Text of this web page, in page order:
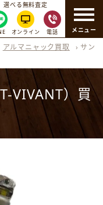
メニュー
選べる無料査定
オンライン 電話
アルマニャック買取 ›サン
VIVANT）買